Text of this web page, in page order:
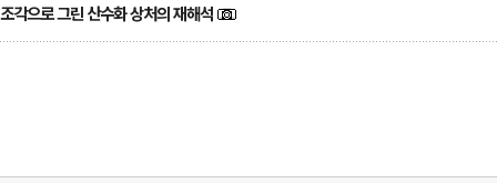
조각으로 그린 산수화 상처의 재해석